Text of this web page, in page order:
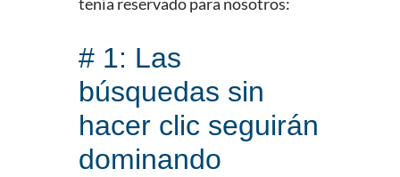
# 1: Las
búsquedas sin
hacer clic seguirán
dominando